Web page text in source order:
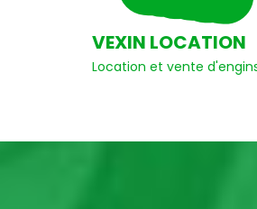
VEXIN LOCATION
Location et vente